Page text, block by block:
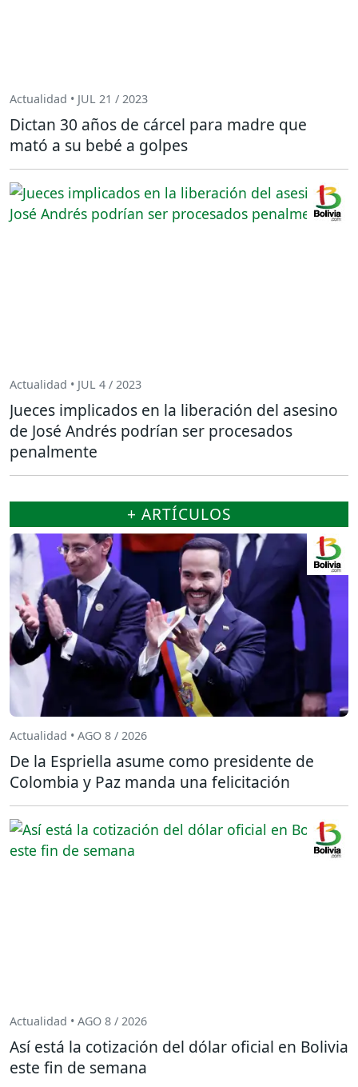
Actualidad • JUL 21 / 2023
Dictan 30 años de cárcel para madre que
mató a su bebé a golpes
Actualidad • JUL 4 / 2023
Jueces implicados en la liberación del asesino
de José Andrés podrían ser procesados
penalmente
+ ARTÍCULOS
Actualidad • AGO 8 / 2026
De la Espriella asume como presidente de
Colombia y Paz manda una felicitación
Actualidad • AGO 8 / 2026
Así está la cotización del dólar oficial en Bolivia
este fin de semana